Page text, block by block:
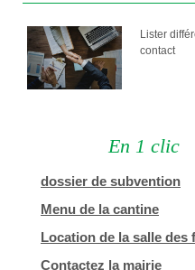
Lister
contact
En 1 clic
dossier de subvention
Menu de la cantine
Location de la salle des
Contactez la mairie